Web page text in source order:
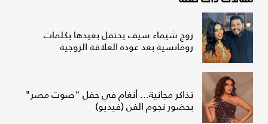
زوج شيماء سيف يحتفل بعيدها بكلمات
رومانسية بعد عودة العلاقة الزوجية
تذاكر مجانية... أنغام في حفل "صوت مصر"
بحضور نجوم الفن (فيديو)